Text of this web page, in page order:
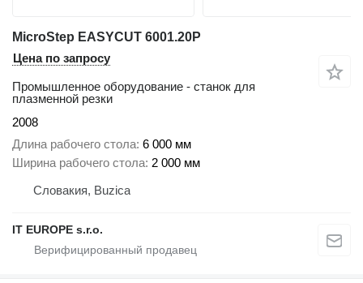
MicroStep EASYCUT 6001.20P
Цена по запросу
Промышленное оборудование - станок для
плазменной резки
2008
Длина рабочего стола 6 000 мм
Ширина рабочего стола 2 000 мм
Словакия, Buzica
IT EUROPE s.r.o.